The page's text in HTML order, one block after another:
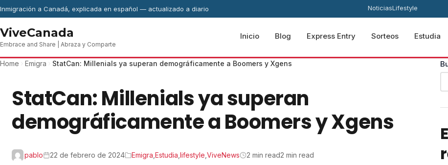
Skip to content
Inmigración a Canadá, explicada en español — actualizado a diario NoticiasLifestyle
ViveCanada
Embrace and Share | Abraza y Comparte
Inicio Blog Express Entry Sorteos Estudia
Home Emigra StatCan: Millenials ya superan demográficamente a Boomers y Xgens
StatCan: Millenials ya superan
demográficamente a Boomers y Xgens
pablo 22 de febrero de 2024 Emigra Estudia lifestyle ViveNews 2 min read2 min read